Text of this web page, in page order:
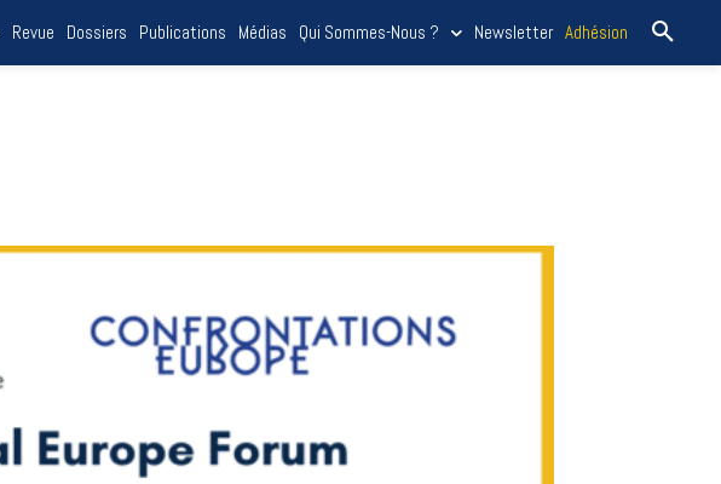
Revue Dossiers Publications Médias Qui Sommes-Nous ? Newsletter Adhésion